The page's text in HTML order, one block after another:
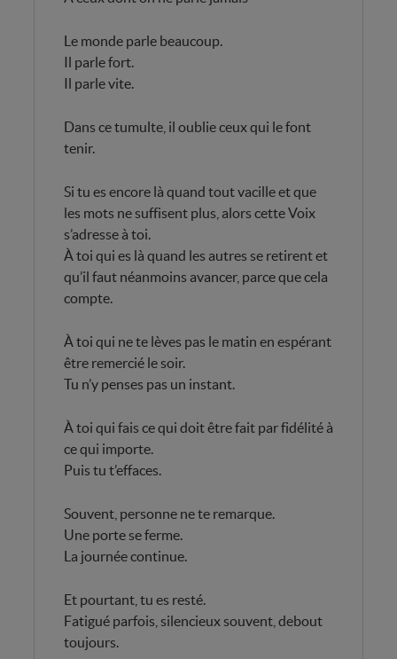
Le monde parle beaucoup.
Il parle fort.
Il parle vite.
Dans ce tumulte, il oublie ceux qui le font
tenir.
Si tu es encore là quand tout vacille et que
les mots ne suffisent plus, alors cette Voix
s’adresse à toi.
À toi qui es là quand les autres se retirent et
qu’il faut néanmoins avancer, parce que cela
compte.
À toi qui ne te lèves pas le matin en espérant
être remercié le soir.
Tu n’y penses pas un instant.
À toi qui fais ce qui doit être fait par fidélité à
ce qui importe.
Puis tu t’effaces.
Souvent, personne ne te remarque.
Une porte se ferme.
La journée continue.
Et pourtant, tu es resté.
Fatigué parfois, silencieux souvent, debout
toujours.